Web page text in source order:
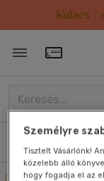
Kulacs /
Személyre
Tisztelt Vásárlónk!
közelebb álló
hogy fogadja el az